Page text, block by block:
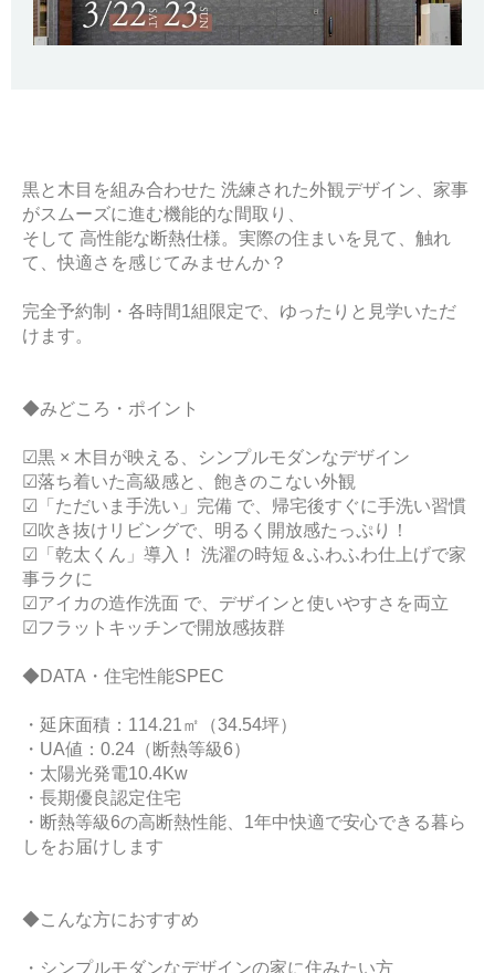
黒と木目を組み合わせた 洗練された外観デザイン、家事
がスムーズに進む機能的な間取り、
そして 高性能な断熱仕様。実際の住まいを見て、触れ
て、快適さを感じてみませんか？
完全予約制・各時間1組限定で、ゆったりと見学いただ
けます。
◆みどころ・ポイント
☑黒 × 木目が映える、シンプルモダンなデザイン
☑落ち着いた高級感と、飽きのこない外観
☑「ただいま手洗い」完備 で、帰宅後すぐに手洗い習慣
☑吹き抜けリビングで、明るく開放感たっぷり！
☑「乾太くん」導入！ 洗濯の時短＆ふわふわ仕上げで家
事ラクに
☑アイカの造作洗面 で、デザインと使いやすさを両立
☑フラットキッチンで開放感抜群
◆DATA・住宅性能SPEC
・延床面積：114.21㎡（34.54坪）
・UA値：0.24（断熱等級6）
・太陽光発電10.4Kw
・長期優良認定住宅
・断熱等級6の高断熱性能、1年中快適で安心できる暮ら
しをお届けします
◆こんな方におすすめ
・シンプルモダンなデザインの家に住みたい方